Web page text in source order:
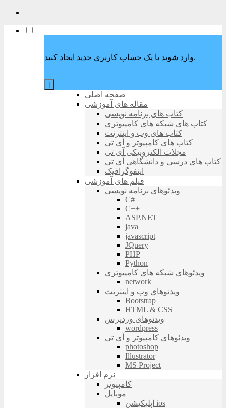
وارد شوید یا یک حساب کاربری جدید ایجاد کنید.
صفحه اصلی
مقاله های آموزشی
کتاب های برنامه نویسی
کتاب های شبکه های کامپیوتری
کتاب های وب و اینترنت
کتاب های کامپیوتر و آی تی
مجلات الکترونیکی آی تی
کتاب های درسی و دانشگاهی آی تی
اینفوگرافیک
فیلم های آموزشی
ویدئوهای برنامه نویسی
C#
C++
ASP.NET
java
javascript
JQuery
PHP
Python
ویدئوهای شبکه های کامپیوتری
network
ویدئوهای وب و اینترنت
Bootstrap
HTML & CSS
ویدئوهای وردپرس
wordpress
ویدئوهای کامپیوتر و آی تی
photoshop
Illustrator
MS Project
نرم افزار
کامپیوتر
موبایل
اپلیکیشن ios